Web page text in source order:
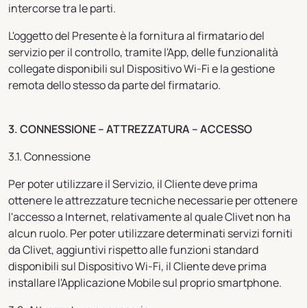
intercorse tra le parti.
L'oggetto del Presente è la fornitura al firmatario del
servizio per il controllo, tramite l'App, delle funzionalità
collegate disponibili sul Dispositivo Wi-Fi e la gestione
remota dello stesso da parte del firmatario.
3. CONNESSIONE – ATTREZZATURA – ACCESSO
3.1. Connessione
Per poter utilizzare il Servizio, il Cliente deve prima
ottenere le attrezzature tecniche necessarie per ottenere
l'accesso a Internet, relativamente al quale Clivet non ha
alcun ruolo. Per poter utilizzare determinati servizi forniti
da Clivet, aggiuntivi rispetto alle funzioni standard
disponibili sul Dispositivo Wi-Fi, il Cliente deve prima
installare l'Applicazione Mobile sul proprio smartphone.